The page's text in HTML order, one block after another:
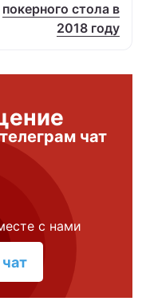
покерного стола в
2018 году
чат
с нами